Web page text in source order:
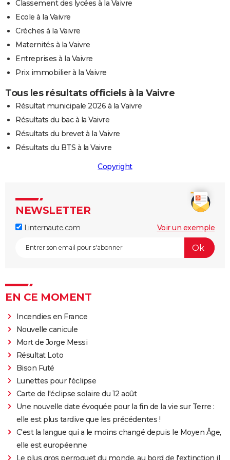
Classement des lycées à la Vaivre
Ecole à la Vaivre
Crèches à la Vaivre
Maternités à la Vaivre
Entreprises à la Vaivre
Prix immobilier à la Vaivre
Tous les résultats officiels à la Vaivre
Résultat municipale 2026 à la Vaivre
Résultats du bac à la Vaivre
Résultats du brevet à la Vaivre
Résultats du BTS à la Vaivre
Copyright
NEWSLETTER
Linternaute.com Voir un exemple
EN CE MOMENT
Incendies en France
Nouvelle canicule
Mort de Jorge Messi
Résultat Loto
Bison Futé
Lunettes pour l'éclipse
Carte de l'éclipse solaire du 12 août
Une nouvelle date évoquée pour la fin de la vie sur Terre :
elle est plus tardive que les précédentes !
C'est la langue qui a le moins changé depuis le Moyen Âge,
elle est européenne
Le plus gros perroquet du monde, au bord de l'extinction il